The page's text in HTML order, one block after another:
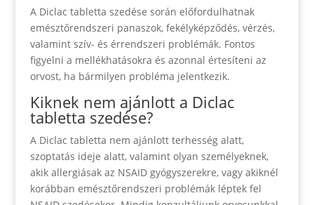
A Diclac tabletta szedése során előfordulhatnak
emésztőrendszeri panaszok, fekélyképződés, vérzés,
valamint szív- és érrendszeri problémák. Fontos
figyelni a mellékhatásokra és azonnal értesíteni az
orvost, ha bármilyen probléma jelentkezik.
Kiknek nem ajánlott a Diclac
tabletta szedése?
A Diclac tabletta nem ajánlott terhesség alatt,
szoptatás ideje alatt, valamint olyan személyeknek,
akik allergiásak az NSAID gyógyszerekre, vagy akiknél
korábban emésztőrendszeri problémák léptek fel